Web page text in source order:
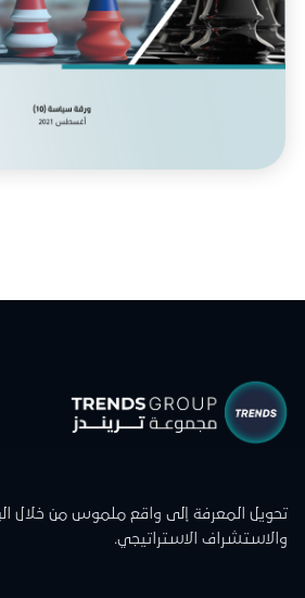
تحويل المعرفة إلى واقع ملموس من خلال
والاستشراف الاستراتيجي.